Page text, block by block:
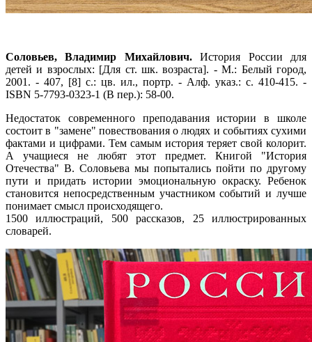
Соловьев, Владимир Михайлович.История России для
детей и взрослых: [Для ст. шк. возраста]. - М.: Белый город,
2001. - 407, [8] с.: цв. ил., портр. - Алф. указ.: с. 410-415. -
ISBN 5-7793-0323-1 (В пер.): 58-00.
Недостаток современного преподавания истории в школе
состоит в "замене" повествования о людях и событиях сухими
фактами и цифрами. Тем самым история теряет свой колорит.
А учащиеся не любят этот предмет. Книгой "История
Отечества" В. Соловьева мы попытались пойти по другому
пути и придать истории эмоциональную окраску. Ребенок
становится непосредственным участником событий и лучше
понимает смысл происходящего.
1500 иллюстраций, 500 рассказов, 25 иллюстрированных
словарей.